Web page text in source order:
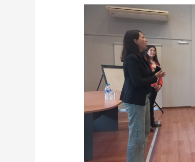
REALIZAMOS
TALLER
“CONSTRUCCIÓN
PROYECTO
OCUPACIONAL”
ESTUDIANTES
SECUNDARIOS